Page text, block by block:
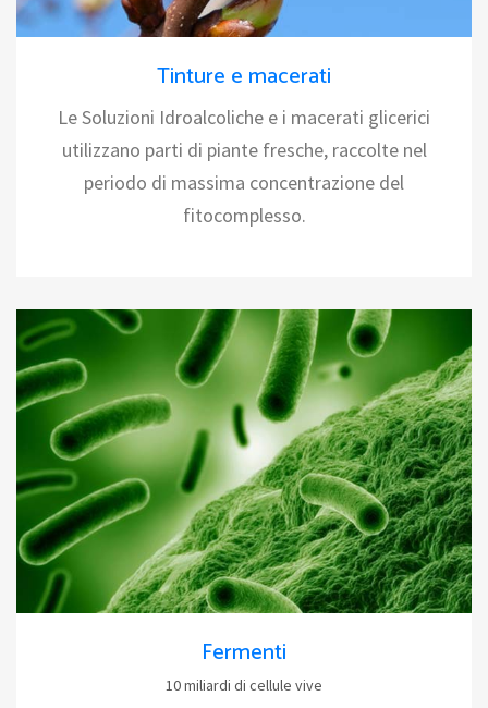
Tinture e macerati
Le Soluzioni Idroalcoliche e i macerati glicerici
utilizzano parti di piante fresche, raccolte nel
periodo di massima concentrazione del
fitocomplesso.
Fermenti
10 miliardi di cellule vive